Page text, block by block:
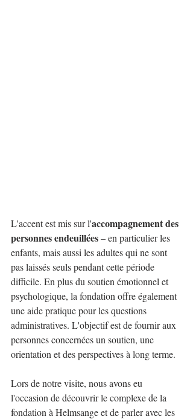
L'accent est mis sur l'accompagnement des
personnes endeuillées – en particulier les
enfants, mais aussi les adultes qui ne sont
pas laissés seuls pendant cette période
difficile. En plus du soutien émotionnel et
psychologique, la fondation offre également
une aide pratique pour les questions
administratives. L'objectif est de fournir aux
personnes concernées un soutien, une
orientation et des perspectives à long terme.
Lors de notre visite, nous avons eu
l'occasion de découvrir le complexe de la
fondation à Helmsange et de parler avec les